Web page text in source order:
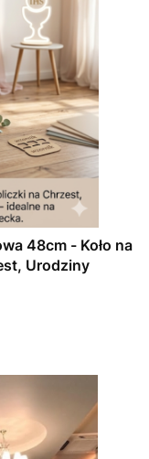
48cm - Koło na
Urodziny